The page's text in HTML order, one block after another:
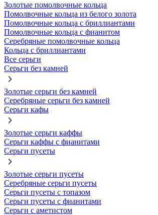
Золотые помолвочные кольца
Помолвочные кольца из белого золота
Помолвочные кольца с бриллиантами
Помолвочные кольца с фианитом
Серебряные помолвочные кольца
Кольца с бриллиантами
Все серьги
Серьги без камней
Золотые серьги без камней
Серебряные серьги без камней
Серьги кафы
Золотые серьги каффы
Серьги каффы с фианитами
Серьги пусеты
Золотые серьги пусеты
Серебряные серьги пусеты
Серьги пусеты с топазом
Серьги пусеты с фианитами
Серьги с аметистом